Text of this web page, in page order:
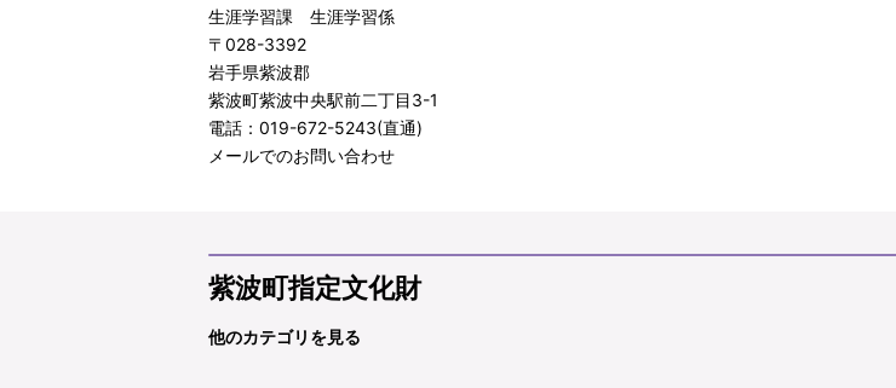
生涯学習課 生涯学習係
〒028-3392
岩手県紫波郡
紫波町紫波中央駅前二丁目3-1
電話：019-672-5243(直通)
メールでのお問い合わせ
紫波町指定文化財
他のカテゴリを見る